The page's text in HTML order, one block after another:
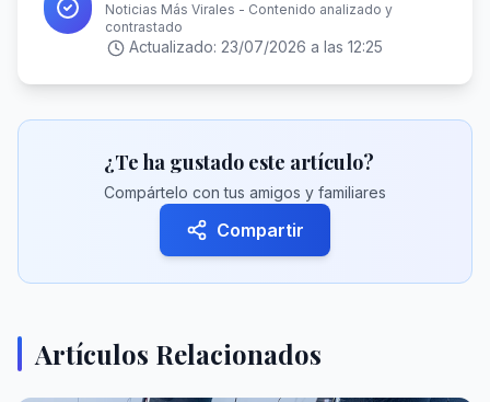
Noticias Más Virales - Contenido analizado y
contrastado
Actualizado: 23/07/2026 a las 12:25
¿Te ha gustado este artículo?
Compártelo con tus amigos y familiares
Compartir
Artículos Relacionados